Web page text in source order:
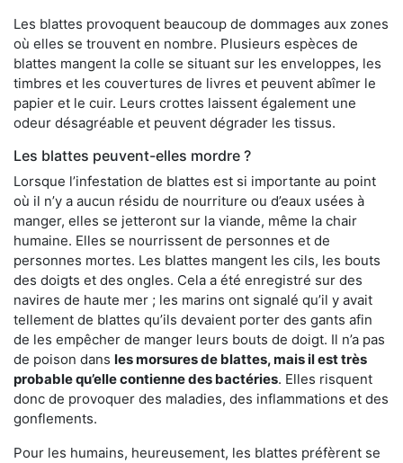
Les blattes provoquent beaucoup de dommages aux zones
où elles se trouvent en nombre. Plusieurs espèces de
blattes mangent la colle se situant sur les enveloppes, les
timbres et les couvertures de livres et peuvent abîmer le
papier et le cuir. Leurs crottes laissent également une
odeur désagréable et peuvent dégrader les tissus.
Les blattes peuvent-elles mordre ?
Lorsque l’infestation de blattes est si importante au point
où il n’y a aucun résidu de nourriture ou d’eaux usées à
manger, elles se jetteront sur la viande, même la chair
humaine. Elles se nourrissent de personnes et de
personnes mortes. Les blattes mangent les cils, les bouts
des doigts et des ongles. Cela a été enregistré sur des
navires de haute mer ; les marins ont signalé qu’il y avait
tellement de blattes qu’ils devaient porter des gants afin
de les empêcher de manger leurs bouts de doigt. Il n’a pas
de poison dans les morsures de blattes, mais il est très
probable qu’elle contienne des bactéries. Elles risquent
donc de provoquer des maladies, des inflammations et des
gonflements.
Pour les humains, heureusement, les blattes préfèrent se